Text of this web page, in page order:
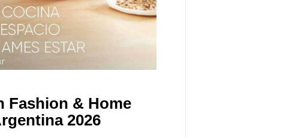
Fashion & Home
2026